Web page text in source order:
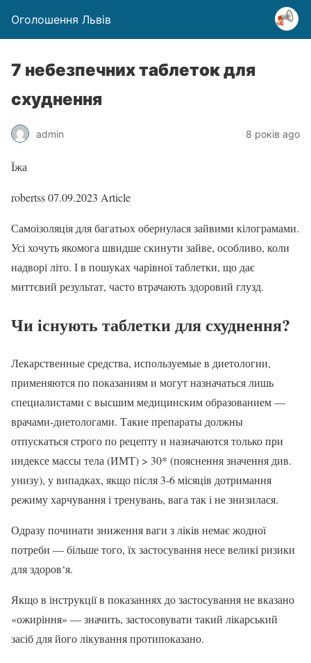
Оголошення Львів
7 небезпечних таблеток для
схуднення
admin 8 років ago
Їжа
robertss07.09.2023 Article
Самоізоляція для багатьох обернулася зайвими кілограмами.
Усі хочуть якомога швидше скинути зайве, особливо, коли
надворі літо. І в пошуках чарівної таблетки, що дає
миттєвий результат, часто втрачають здоровий глузд.
Чи існують таблетки для схуднення?
Лекарственные средства, используемые в диетологии,
применяются по показаниям и могут назначаться лишь
специалистами с высшим медицинским образованием —
врачами-диетологами. Такие препараты должны
отпускаться строго по рецепту и назначаются только при
индексе массы тела (ИМТ) > 30* (пояснення значення див.
унизу), у випадках, якщо після 3-6 місяців дотримання
режиму харчування і тренувань, вага так і не знизилася.
Одразу починати зниження ваги з ліків немає жодної
потреби — більше того, їх застосування несе великі ризики
для здоров‘я.
Якщо в інструкції в показаннях до застосування не вказано
«ожиріння» — значить, застосовувати такий лікарський
засіб для його лікування протипоказано.